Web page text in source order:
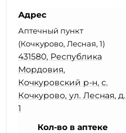
Адрес
Аптечный пункт
(Кочкурово, Лесная, 1)
431580, Республика
Мордовия,
Кочкуровский р-н, с.
Кочкурово, ул. Лесная, д.
1
Кол-во в аптеке